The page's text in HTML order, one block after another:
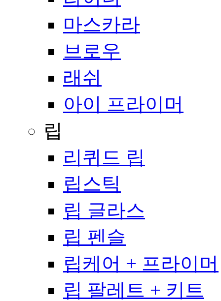
마스카라
브로우
래쉬
아이 프라이머
립
리퀴드 립
립스틱
립 글라스
립 펜슬
립케어 + 프라이머
립 팔레트 + 키트